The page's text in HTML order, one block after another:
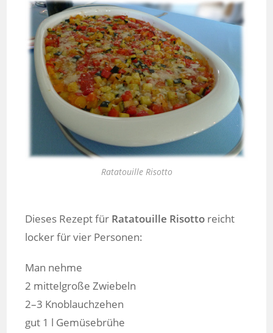
Ratatouille Risotto
Dieses Rezept für Ratatouille Risotto reicht
locker für vier Personen:
Man nehme
2 mittelgroße Zwiebeln
2–3 Knoblauchzehen
gut 1 l Gemüsebrühe